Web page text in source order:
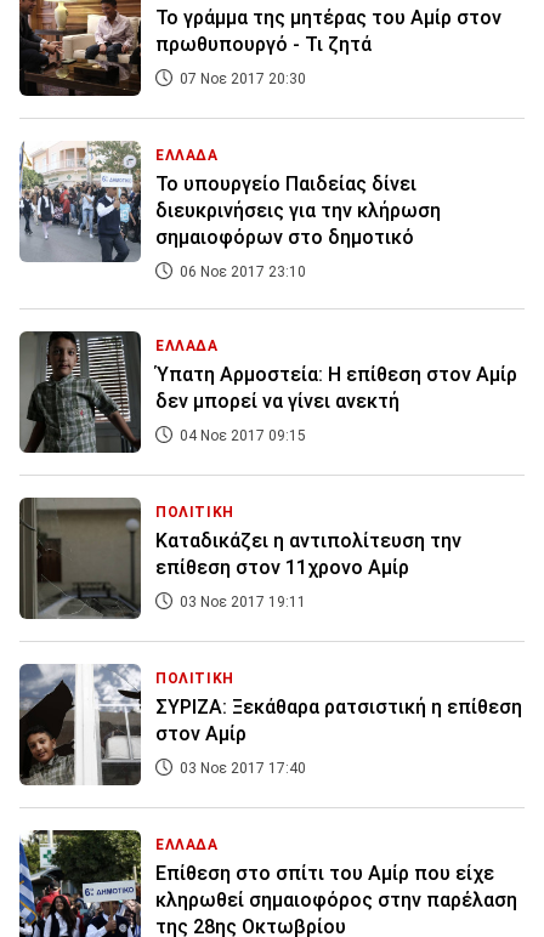
Το γράμμα της μητέρας του Αμίρ στον
πρωθυπουργό - Τι ζητά
07 Νοε 2017 20:30
ΕΛΛΑΔΑ
Το υπουργείο Παιδείας δίνει
διευκρινήσεις για την κλήρωση
σημαιοφόρων στο δημοτικό
06 Νοε 2017 23:10
ΕΛΛΑΔΑ
Ύπατη Αρμοστεία: Η επίθεση στον Αμίρ
δεν μπορεί να γίνει ανεκτή
04 Νοε 2017 09:15
ΠΟΛΙΤΙΚΗ
Καταδικάζει η αντιπολίτευση την
επίθεση στον 11χρονο Αμίρ
03 Νοε 2017 19:11
ΠΟΛΙΤΙΚΗ
ΣΥΡΙΖΑ: Ξεκάθαρα ρατσιστική η επίθεση
στον Αμίρ
03 Νοε 2017 17:40
ΕΛΛΑΔΑ
Επίθεση στο σπίτι του Αμίρ που είχε
κληρωθεί σημαιοφόρος στην παρέλαση
της 28ης Οκτωβρίου